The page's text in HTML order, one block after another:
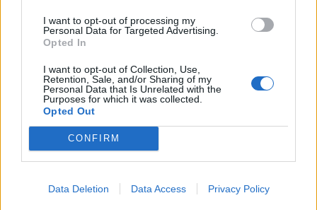
I want to opt-out of processing my
Personal Data for Targeted Advertising.
Opted In
I want to opt-out of Collection, Use,
Retention, Sale, and/or Sharing of my
Personal Data that Is Unrelated with the
Purposes for which it was collected.
Opted Out
CONFIRM
Data Deletion Data Access Privacy Policy
Η κρέμα του
οκταώρου
Γιαούρτι στον ήλιο